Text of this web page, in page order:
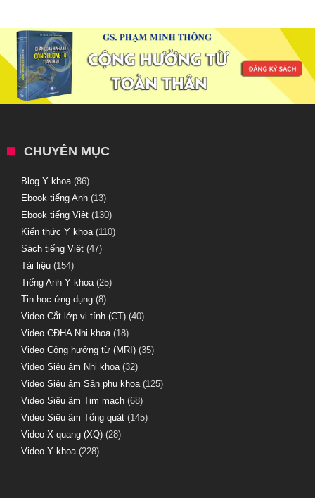
CHUYÊN MỤC
Blog Y khoa(86)
Ebook tiếng Anh (13)
Ebook tiếng Việt (130)
Kiến thức Y khoa(110)
Sách tiếng Việt (47)
Tài liệu (154)
Tiếng Anh Y khoa(25)
Tin học ứng dụng (8)
Video Cắt lớp vi tính (CT) (40)
Video CĐHA Nhi khoa(18)
Video Cộng hưởng từ (MRI) (35)
Video Siêu âm Nhi khoa(32)
Video Siêu âm Sản phụ khoa(125)
Video Siêu âm Tim mạch (68)
Video Siêu âm Tổng quát (145)
Video X-quang (XQ) (28)
Video Y khoa(228)